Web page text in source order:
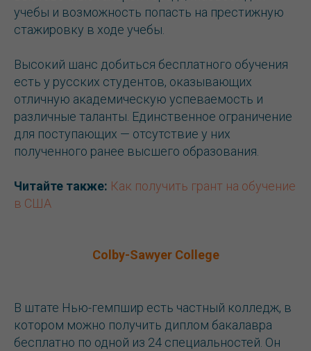
учебы и возможность попасть на престижную
стажировку в ходе учебы.
Высокий шанс добиться бесплатного обучения
есть у русских студентов, оказывающих
отличную академическую успеваемость и
различные таланты. Единственное ограничение
для поступающих — отсутствие у них
полученного ранее высшего образования.
Читайте также: Как получить грант на обучение
в США
Colby-Sawyer College
В штате Нью-гемпшир есть частный колледж, в
котором можно получить диплом бакалавра
бесплатно по одной из 24 специальностей. Он